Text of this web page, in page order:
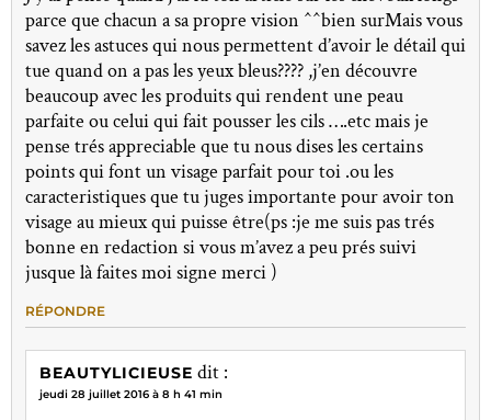
parce que chacun a sa propre vision ^^bien surMais vous
savez les astuces qui nous permettent d’avoir le détail qui
tue quand on a pas les yeux bleus???? ,j’en découvre
beaucoup avec les produits qui rendent une peau
parfaite ou celui qui fait pousser les cils ….etc mais je
pense trés appreciable que tu nous dises les certains
points qui font un visage parfait pour toi .ou les
caracteristiques que tu juges importante pour avoir ton
visage au mieux qui puisse être(ps :je me suis pas trés
bonne en redaction si vous m’avez a peu prés suivi
jusque là faites moi signe merci )
RÉPONDRE
BEAUTYLICIEUSE dit :
jeudi 28 juillet 2016 à 8 h 41 min